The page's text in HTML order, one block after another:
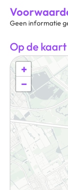
Geen informatie
Op de kaart
+
−